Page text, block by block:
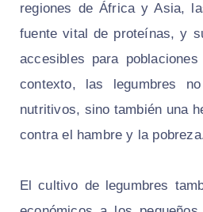
regiones de África y Asia,
fuente vital de proteínas, y
accesibles para
contexto, las legumbres
nutritivos, sino también una
contra el hambre y la
El cultivo de legumbres